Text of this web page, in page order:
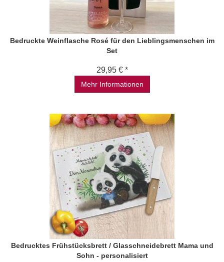
Bedruckte Weinflasche Rosé für den Lieblingsmenschen im
Set
29,95 € *
Mehr Informationen
Bedrucktes Frühstücksbrett / Glasschneidebrett Mama und
Sohn - personalisiert